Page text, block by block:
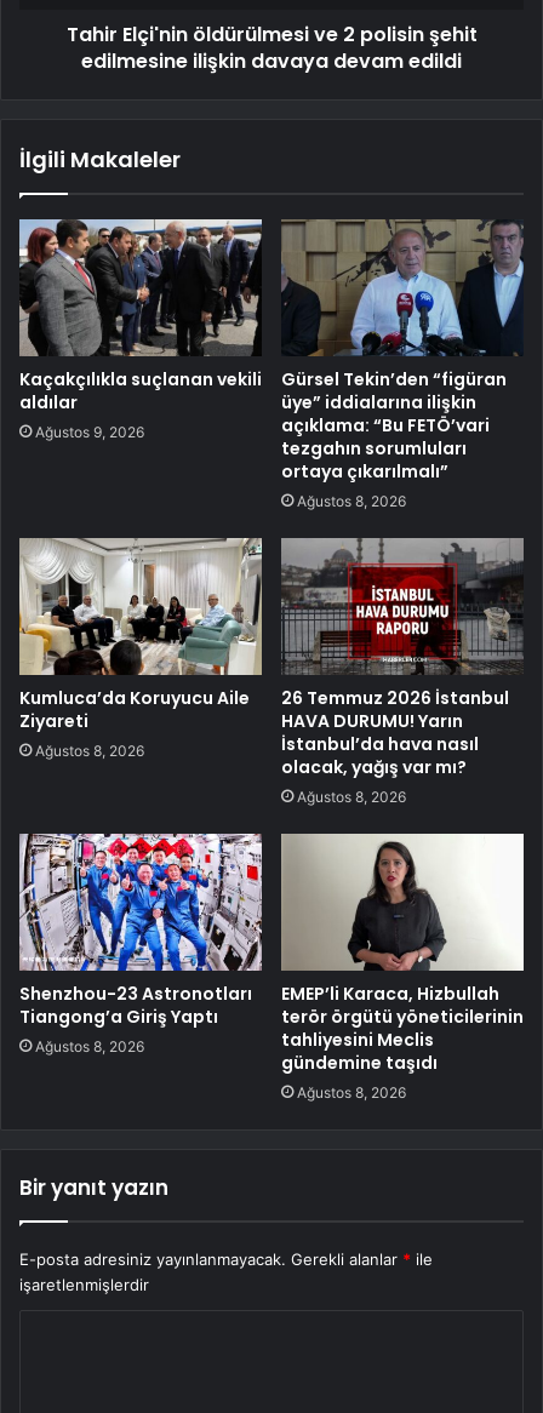
Tahir Elçi'nin öldürülmesi ve 2 polisin şehit
edilmesine ilişkin davaya devam edildi
İlgili Makaleler
Kaçakçılıkla suçlanan vekili
aldılar
Ağustos 9, 2026
Gürsel Tekin’den “figüran
üye” iddialarına ilişkin
açıklama: “Bu FETÖ’vari
tezgahın sorumluları
ortaya çıkarılmalı”
Ağustos 8, 2026
Kumluca’da Koruyucu Aile
Ziyareti
Ağustos 8, 2026
26 Temmuz 2026 İstanbul
HAVA DURUMU! Yarın
İstanbul’da hava nasıl
olacak, yağış var mı?
Ağustos 8, 2026
Shenzhou-23 Astronotları
Tiangong’a Giriş Yaptı
Ağustos 8, 2026
EMEP’li Karaca, Hizbullah
terör örgütü yöneticilerinin
tahliyesini Meclis
gündemine taşıdı
Ağustos 8, 2026
Bir yanıt yazın
E-posta adresiniz yayınlanmayacak. Gerekli alanlar * ile
işaretlenmişlerdir